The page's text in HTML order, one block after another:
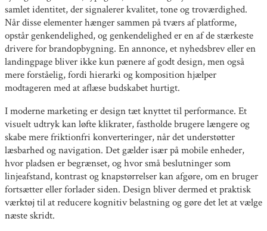
samlet identitet, der signalerer kvalitet, tone og troværdighed.
Når disse elementer hænger sammen på tværs af platforme,
opstår genkendelighed, og genkendelighed er en af de stærkeste
drivere for brandopbygning. En annonce, et nyhedsbrev eller en
landingpage bliver ikke kun pænere af godt design, men også
mere forståelig, fordi hierarki og komposition hjælper
modtageren med at aflæse budskabet hurtigt.
I moderne marketing er design tæt knyttet til performance. Et
visuelt udtryk kan løfte klikrater, fastholde brugere længere og
skabe mere friktionfri konverteringer, når det understøtter
læsbarhed og navigation. Det gælder især på mobile enheder,
hvor pladsen er begrænset, og hvor små beslutninger som
linjeafstand, kontrast og knapstørrelser kan afgøre, om en bruger
fortsætter eller forlader siden. Design bliver dermed et praktisk
værktøj til at reducere kognitiv belastning og gøre det let at vælge
næste skridt.